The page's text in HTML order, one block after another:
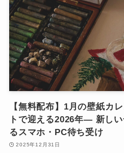
【無料配布】1月の壁紙カ
トで迎える2026年— 新し
るスマホ・PC待ち受け
2025年12月31日